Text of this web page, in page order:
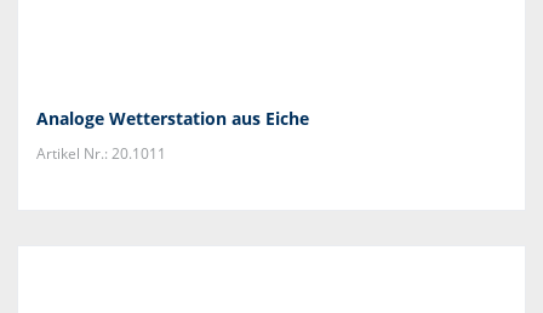
Analoge Wetterstation aus Eiche
Artikel Nr.: 20.1011